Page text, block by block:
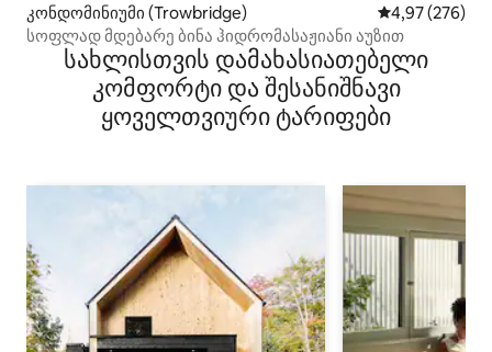
კონდომინიუმი (Trowbridge) საშუალო
4,97 (276)
სოფლად მდებარე ბინა ჰიდრომასაჟიანი აუზით
სახლისთვის დამახასიათებელი
კომფორტი და შესანიშნავი
ყოველთვიური ტარიფები